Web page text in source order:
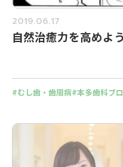
2019.06.17
自然治癒力を高めよう
むし歯・歯周病 本多歯科ブ